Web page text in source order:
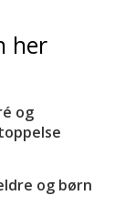
her
og
og børn